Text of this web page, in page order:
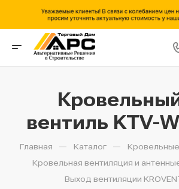
вентиль KTV-
Главная — Каталог —
Кровельная вентиляция и
Выход вентиляции